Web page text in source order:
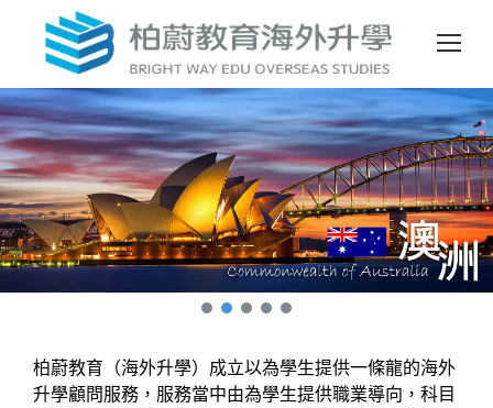
柏蔚教育（海外升學）成立以為學生提供一條龍的海外
升學顧問服務，服務當中由為學生提供職業導向，科目